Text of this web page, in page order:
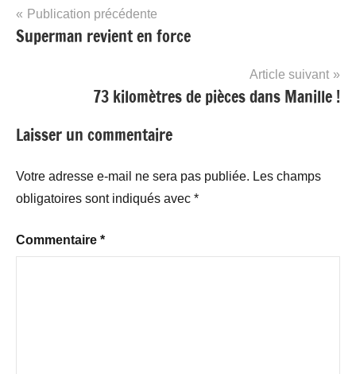
Navigation
de
Publication précédente
Superman revient en force
Article suivant
73 kilomètres de pièces dans Manille !
Laisser un commentaire
Votre adresse e-mail ne sera pas publiée. Les champs
obligatoires sont indiqués avec *
Commentaire *